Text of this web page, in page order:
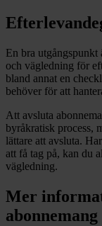
En bra utgångspunkt
och vägledning för
bland annat en
behöver för att
Att avsluta
byråkratisk process,
lättare att avsluta.
att få tag på, kan du
vägledning.
Mer
abonnemang